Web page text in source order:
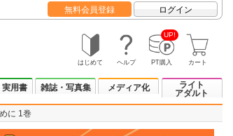
無料会員登録 ログイン
はじめて ヘルプ
UP!
PT購入 カート
実用書 雑誌・写真集 メディア化
ライト
アダルト
に 1巻